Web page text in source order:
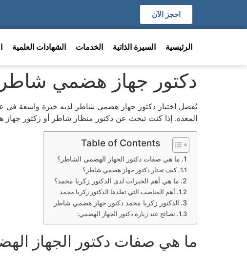
احجز الآن
الرئيسية السيرة الذاتية الخدمات الشهادات العلمية
دكتور جهاز هضمي شاطر
يُفضل اختيار دكتور جهاز هضمي شاطر لديه خبرة واسعة في
المعده. إذا كنت تبحث عن دكتور منظار شاطر أو زكتور
Table of Contents
ما هي صفات دكتور الجهاز الهضمي الشاطر؟
كيف تختار دكتور جهاز هضمي شاطر؟
ما هي أهم الخبرات لدى الدكتور زكريا محمد؟
أهم المناصب التي تقلدها الدكتور زكريا محمد
الدكتور زكريا محمد دكتور جهاز هضمي شاطر
نصائح عند زيارة دكتور الجهاز الهضمي:
ما هي صفات دكتور الجهاز